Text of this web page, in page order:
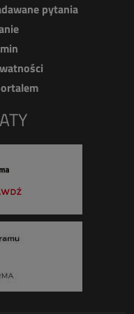
pytania